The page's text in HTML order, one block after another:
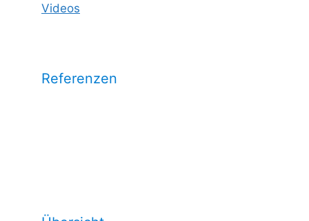
Videos
Referenzen